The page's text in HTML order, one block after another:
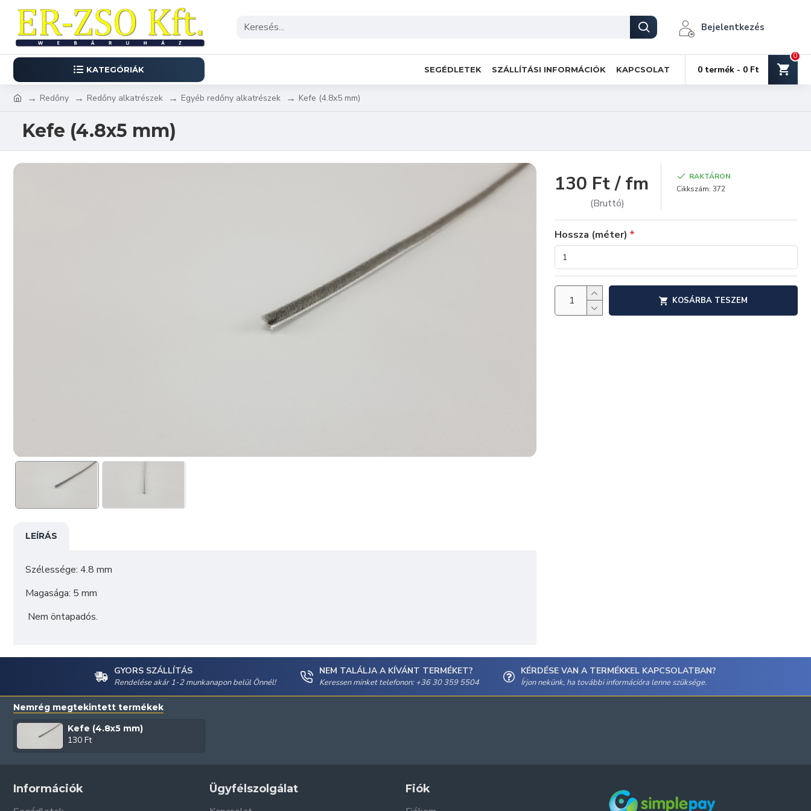
Bejelentkezés
KATEGÓRIÁK SEGÉDLETEK SZÁLLÍTÁSI INFORMÁCIÓK KAPCSOLAT 0 termék - 0 Ft
0
Redőny Redőny alkatrészek Egyéb redőny alkatrészek Kefe (4.8x5 mm)
Kefe (4.8x5 mm)
LEÍRÁS
Szélessége: 4.8 mm
Magasága: 5 mm
Nem öntapadós.
130 Ft / fm
(Bruttó)
RAKTÁRON
Cikkszám: 372
Hossza (méter)
KOSÁRBA TESZEM
GYORS SZÁLLÍTÁS
Rendelése akár 1-2 munkanapon belül Önnél!
NEM TALÁLJA A KÍVÁNT TERMÉKET?
Keressen minket telefonon: +36 30 359 5504
KÉRDÉSE VAN A TERMÉKKEL KAPCSOLATBAN?
Írjon nekünk, ha további információra lenne szüksége.
Nemrég megtekintett termékek
Kefe (4.8x5 mm)
130 Ft
Információk
Ügyfélszolgálat
Fiók